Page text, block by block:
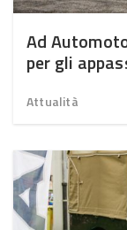
Ad
per gli
Attualità